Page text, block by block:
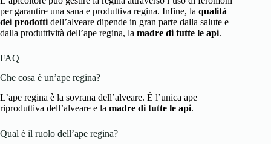
per garantire una sana e produttiva regina. Infine, la qualità
dei prodotti dell’alveare dipende in gran parte dalla salute e
dalla produttività dell’ape regina, la madre di tutte le api.
FAQ
Che cosa è un’ape regina?
L’ape regina è la sovrana dell’alveare. È l’unica ape
riproduttiva dell’alveare e la madre di tutte le api.
Qual è il ruolo dell’ape regina?